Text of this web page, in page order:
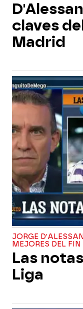
claves
Madrid
JORGE
MEJORES DEL
Las
Liga